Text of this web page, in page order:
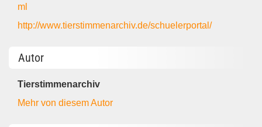
ml
http://www.tierstimmenarchiv.de/schuelerportal/
Autor
Tierstimmenarchiv
Mehr von diesem Autor